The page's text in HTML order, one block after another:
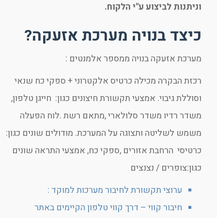
וניתנות לביצוע ע"י הלקוח.
כיצד בנויה מערכת אזעקה?
מערכת אזעקה בנויה ממספר אלמנטים :
רכזת הבקרה מכילה כרטיס אלקטרוני + ספקי כח שנאי
וסוללת גיבוי. אמצעי תקשורת חיצונים כגון: חייגן טלפון,
משדר רדיו משדר סלולארי ,מתאם רשת .לוח הפעלה
משמש לשליטה ותצוגה על המערכת. מודולים שונים כגון:
כרטיסי הרחבת אזורים ,ספקי כח, אמצעי התראה שונים
כגון:צופרים / נצנצים
ערוצי תקשורת לחיבור מערכות למוקד :
חיבור קווי – דרך קווי טלפון הקיימים באתר